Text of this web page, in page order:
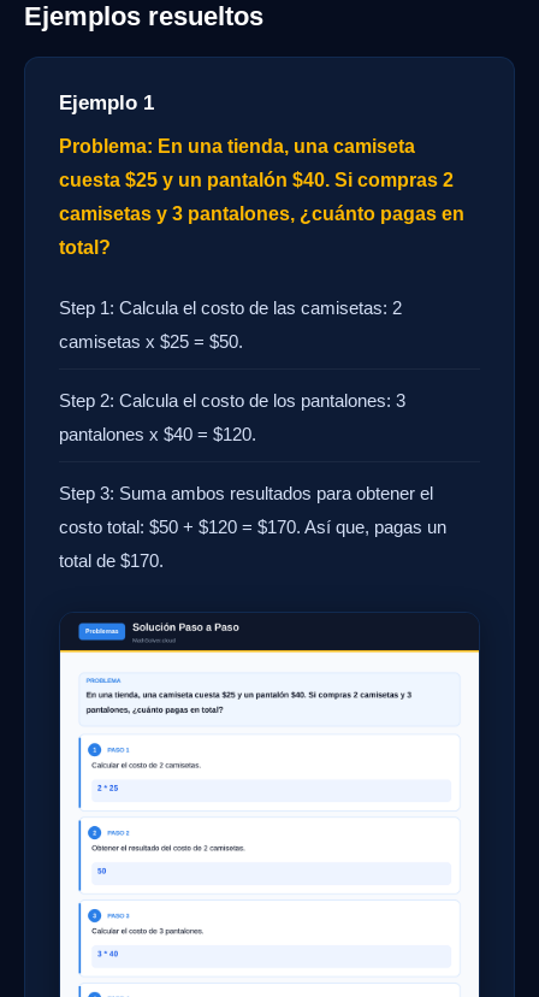
Ejemplos resueltos
Ejemplo 1
Problema: En una tienda, una camiseta
cuesta $25 y un pantalón $40. Si compras 2
camisetas y 3 pantalones, ¿cuánto pagas en
total?
Step 1: Calcula el costo de las camisetas: 2
camisetas x $25 = $50.
Step 2: Calcula el costo de los pantalones: 3
pantalones x $40 = $120.
Step 3: Suma ambos resultados para obtener el
costo total: $50 + $120 = $170. Así que, pagas un
total de $170.